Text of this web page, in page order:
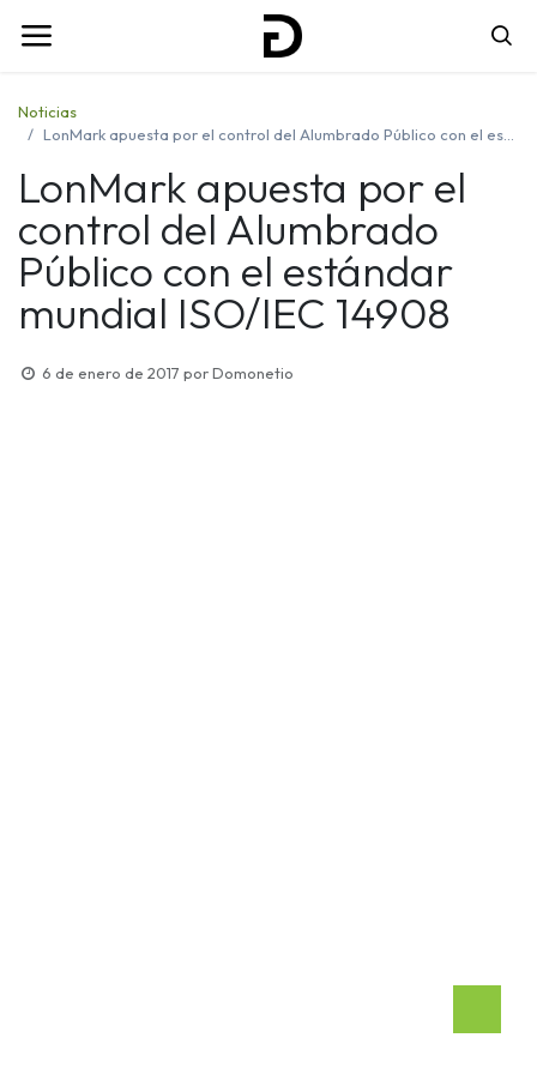
Noticias
LonMark apuesta por el control del Alumbrado Público con el estándar mundial ISO/IEC 14908
LonMark apuesta por el
control del Alumbrado
Público con el estándar
mundial ISO/IEC 14908
6 de enero de 2017 porDomonetio